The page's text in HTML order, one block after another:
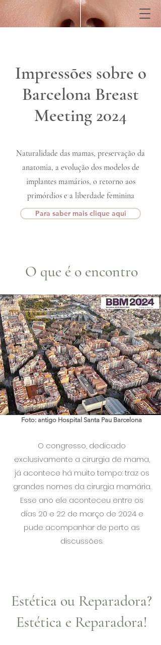
Impressões sobre o
Barcelona Breast
Meeting 2024
Naturalidade das mamas, preservação da
anatomia, a evolução dos modelos de
implantes mamários, o retorno aos
primórdios e a liberdade feminina
Para saber mais clique aqui
O que é o encontro
Foto: antigo Hospital Santa Pau Barcelona
O congresso, dedicado
exclusivamente a cirurgia de mama,
já acontece há muito tempo: traz os
grandes nomes da cirurgia mamária.
Esse ano ele aconteceu entre os
dias 20 e 22 de março de 2024 e
pude acompanhar de perto as
discussões.
Estética ou Reparadora?
Estética e Reparadora!